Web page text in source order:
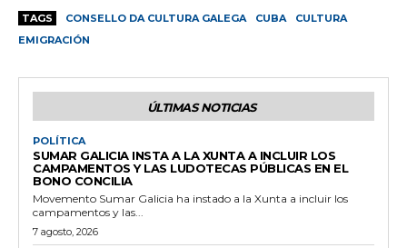
TAGS CONSELLO DA CULTURA GALEGA CUBA
CULTURA
EMIGRACIÓN
ÚLTIMAS NOTICIAS
POLÍTICA
SUMAR GALICIA INSTA A LA XUNTA A INCLUIR LOS
CAMPAMENTOS Y LAS LUDOTECAS PÚBLICAS EN EL
BONO CONCILIA
Movemento Sumar Galicia ha instado a la Xunta a incluir los
campamentos y las...
7 agosto, 2026